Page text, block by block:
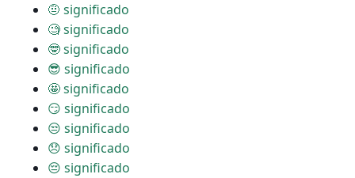
🤨 significado
🧐 significado
🤓 significado
😎 significado
🤩 significado
😏 significado
😒 significado
😞 significado
😔 significado